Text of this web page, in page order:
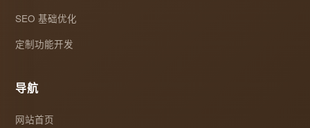
SEO 基础优化
定制功能开发
导航
网站首页